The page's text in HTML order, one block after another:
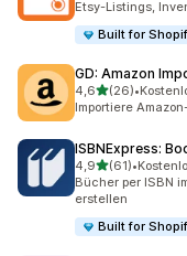
Etsy-Listings,
Built for
GD: Amazon
4,6von 5 Sternen
(26)
26 Rezensionen
•
Importiere
ISBNExpress:
4,9von 5 Sternen
(61)
61 Rezensionen
•
Bücher per ISBN
erstellen
Built for